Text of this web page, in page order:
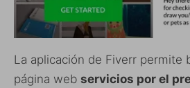
La aplicación de Fiverr permite
página web servicios por el